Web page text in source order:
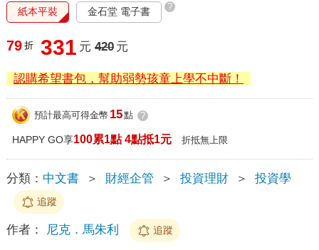
紙本平裝 金石堂 電子書 ?
79 折 331 元 420 元
認購希望書包，幫助弱勢孩童上學不中斷！
預計最高可得金幣 15點 ?
HAPPY GO享100累1點 4點抵1元 折抵無上限
分類： 中文書 ＞ 財經企管 ＞ 投資理財 ＞ 投資學
追蹤
作者： 尼克．馬朱利 追蹤